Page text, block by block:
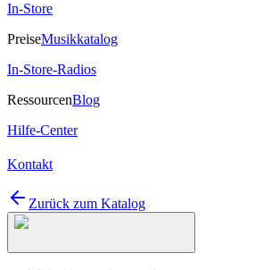
In-Store
PreiseMusikkatalog
In-Store-Radios
RessourcenBlog
Hilfe-Center
Kontakt
Zurück zum Katalog